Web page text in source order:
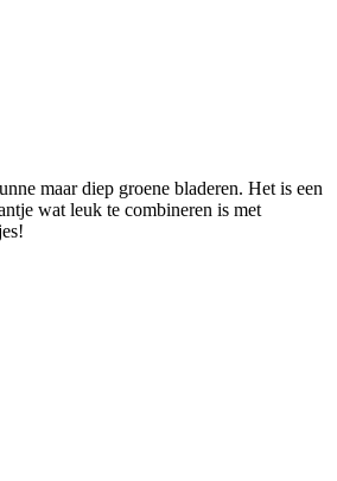
maar diep groene bladeren. Het is een
wat leuk te combineren is met